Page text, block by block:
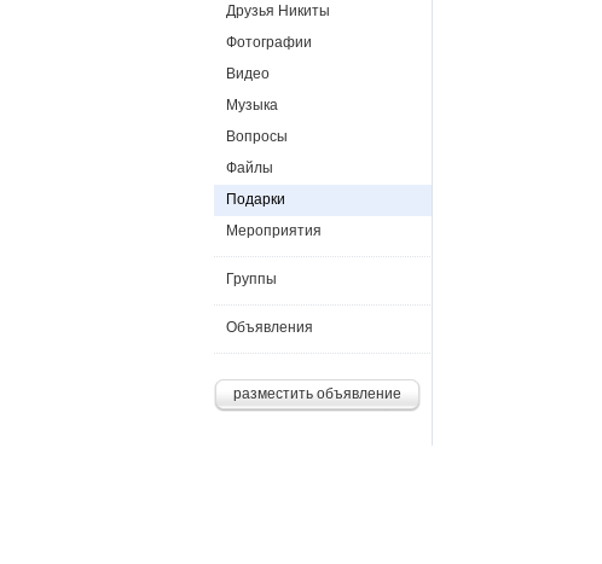
Друзья Никиты
Фотографии
Видео
Музыка
Вопросы
Файлы
Подарки
Мероприятия
Группы
Объявления
разместить объявление